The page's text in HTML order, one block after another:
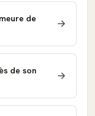
de
de son